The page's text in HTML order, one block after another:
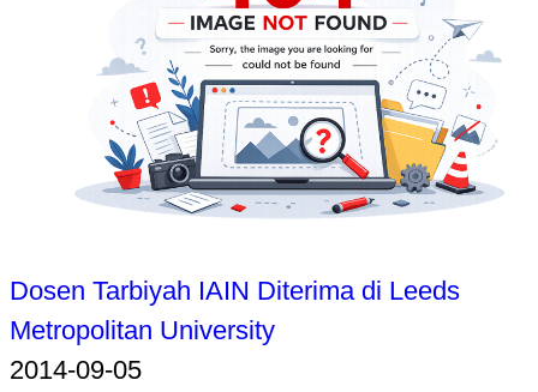
Dosen Tarbiyah IAIN Diterima di Leeds
Metropolitan University
2014-09-05